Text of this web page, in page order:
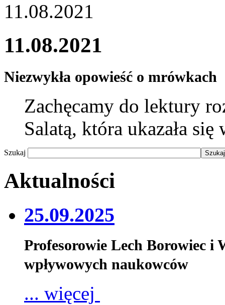
11.08.2021
11.08.2021
Niezwykła opowieść o mrówkach
Zachęcamy do lektury
Salatą, która ukazała
Szukaj
Aktualności
25.09.2025
Profesorowie Lech Borowiec i
wpływowych naukowców
... więcej